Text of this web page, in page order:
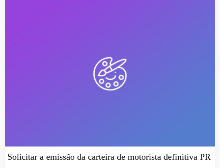
Solicitar a emissão da carteira de motorista definitiva PR